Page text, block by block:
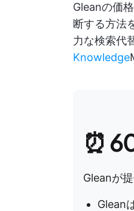
Gleanの価
断する方法
力な検索代
Knowledge
⏰
Gleanが
Glean